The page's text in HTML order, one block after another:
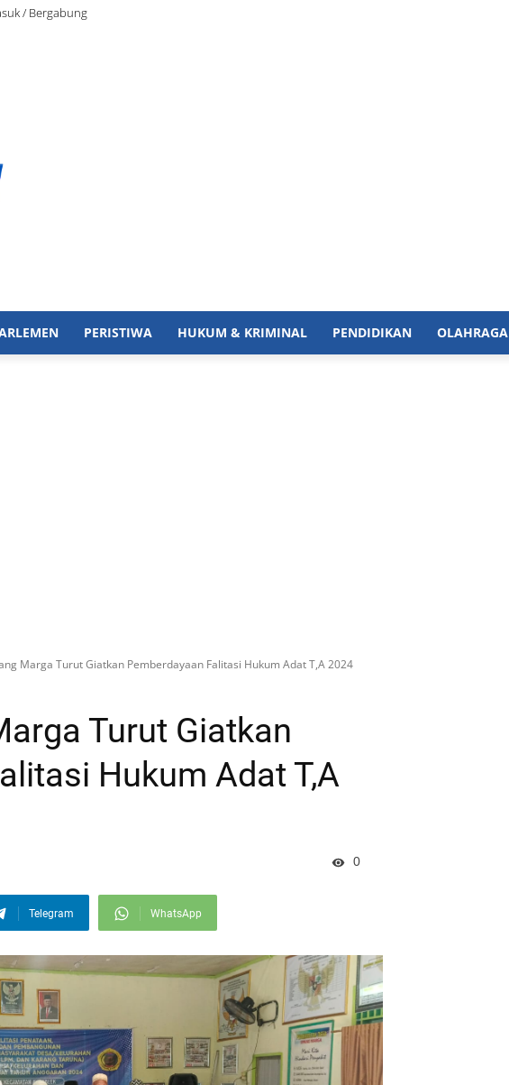
/ Bergabung
PERISTIWA HUKUM & KRIMINAL PENDIDIKAN OLAHRAGA
Marga Turut Giatkan Pemberdayaan Falitasi Hukum Adat T,A 2024
Turut Giatkan
Hukum Adat T,A
0
Telegram WhatsApp